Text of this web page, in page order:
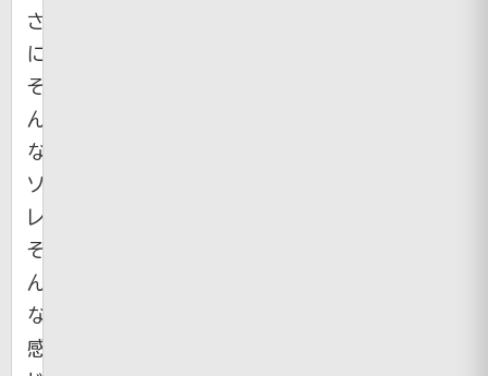
さ
に
そ
ん
な
ソ
レ。
そ
ん
な
感